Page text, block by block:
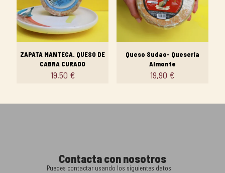
ZAPATA MANTECA. QUESO DE
CABRA CURADO
19,50 €
Queso Sudao- Quesería
Almonte
19,90 €
Contacta con nosotros
Puedes contactar usando los siguientes datos